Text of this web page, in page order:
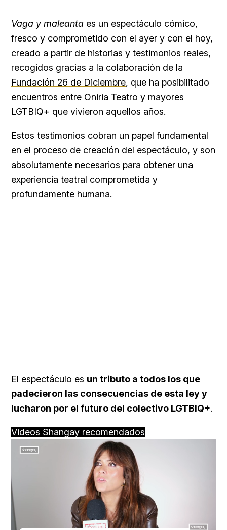
Vaga y maleanta es un espectáculo cómico,
fresco y comprometido con el ayer y con el hoy,
creado a partir de historias y testimonios reales,
recogidos gracias a la colaboración de la
Fundación 26 de Diciembre, que ha posibilitado
encuentros entre Oniria Teatro y mayores
LGTBIQ+ que vivieron aquellos años.
Estos testimonios cobran un papel fundamental
en el proceso de creación del espectáculo, y son
absolutamente necesarios para obtener una
experiencia teatral comprometida y
profundamente humana.
El espectáculo es un tributo a todos los que
padecieron las consecuencias de esta ley y
lucharon por el futuro del colectivo LGTBIQ+.
Videos Shangay recomendados